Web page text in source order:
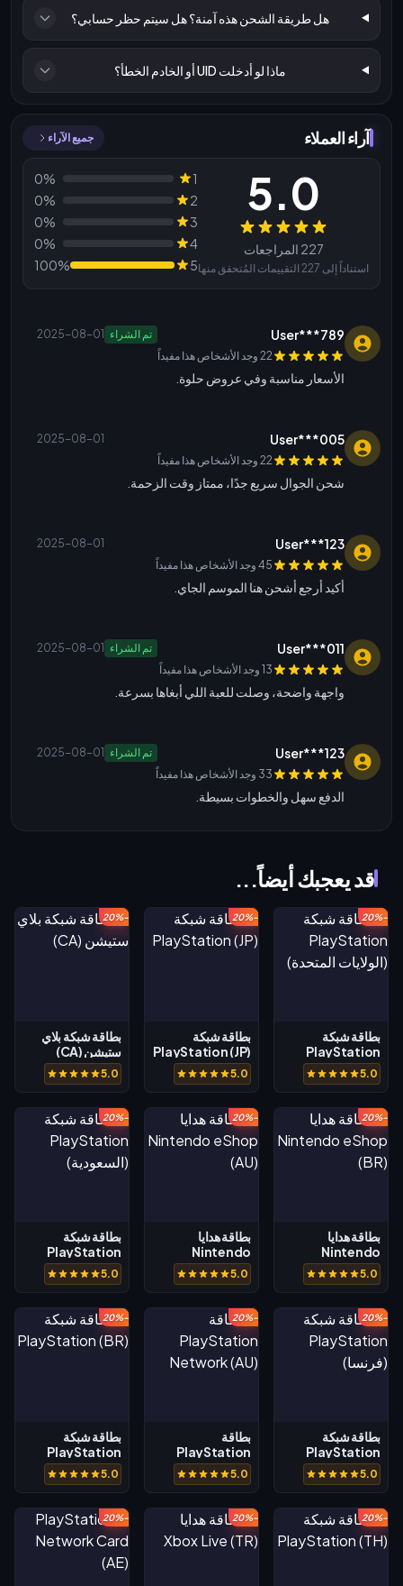
هل طريقة الشحن هذه آمنة؟ هل سيتم حظر حسابي؟
ماذا لو أدخلت UID أو الخادم الخطأ؟
آراء العملاء جميع الآراء
المراجعات
5.0
227 المراجعات
استناداً إلى 227 التقييمات المُتحقق منها
1
0%
2
0%
3
0%
4
0%
5
100%
User***789 تم الشراء 2025-08-01
22 وجد الأشخاص هذا مفيداً
الأسعار مناسبة وفي عروض حلوة.
User***005
2025-08-01
22 وجد الأشخاص هذا مفيداً
شحن الجوال سريع جدًا، ممتاز وقت الزحمة.
User***123
2025-08-01
45 وجد الأشخاص هذا مفيداً
أكيد أرجع أشحن هنا الموسم الجاي.
User***011 تم الشراء 2025-08-01
13 وجد الأشخاص هذا مفيداً
واجهة واضحة، وصلت للعبة اللي أبغاها بسرعة.
User***123 تم الشراء 2025-08-01
33 وجد الأشخاص هذا مفيداً
الدفع سهل والخطوات بسيطة.
قد يعجبك أيضاً...
-20%
بطاقة شبكة
PlayStation
(الولايات المتحدة)
5.0
-20%
بطاقة شبكة
PlayStation (JP)
5.0
-20%
بطاقة شبكة بلاي
ستيشن (CA)
5.0
-20%
بطاقة هدايا
Nintendo
eShop (BR)
5.0
-20%
بطاقة هدايا
Nintendo
eShop (AU)
5.0
-20%
بطاقة شبكة
PlayStation
(السعودية)
5.0
-20%
بطاقة شبكة
PlayStation
(فرنسا)
5.0
-20%
بطاقة
PlayStation
Network (AU)
5.0
-20%
بطاقة شبكة
PlayStation
(BR)
5.0
-20%
-20%
-20%